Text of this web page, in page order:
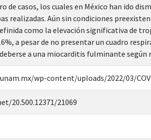
de casos, los cuales en México han ido
realizadas. Aún sin condiciones
como la elevación significativa de
a pesar de no presentar un cuadro
a una miocarditis fulminante según
wp-content/uploads/2022/03/
20.500.12371/21069